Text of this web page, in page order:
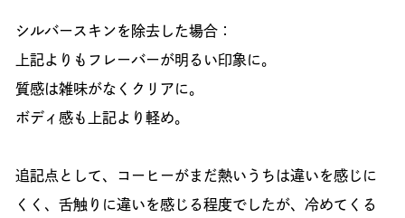
シルバースキンを除去した場合：
上記よりもフレーバーが明るい印象に。
質感は雑味がなくクリアに。
ボディ感も上記より軽め。
追記点として、コーヒーがまだ熱いうちは違いを感じに
くく、舌触りに違いを感じる程度でしたが、冷めてくる